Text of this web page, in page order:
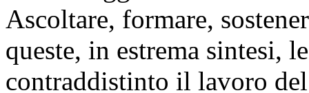
Ascoltare, formare,
queste, in estrema sintesi,
contraddistinto il lavoro